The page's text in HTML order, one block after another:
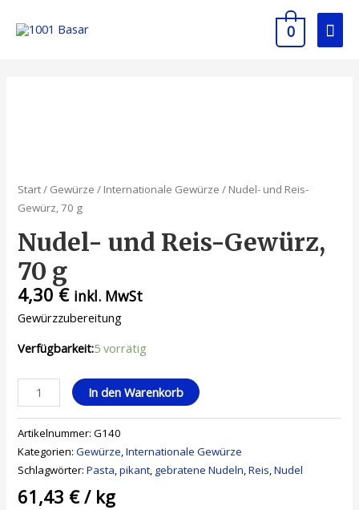
Inhalt
0
Start/ Gewürze / Internationale Gewürze / Nudel- und Reis-
Gewürz, 70 g
Nudel- und Reis-Gewürz,
70 g
4,30 € inkl. MwSt
Gewürzzubereitung
Verfügbarkeit:5 vorrätig
Nudel-
und
Reis-
Gewürz,
70
g
Menge
In den Warenkorb
Artikelnummer:G140
Kategorien:Gewürze,Internationale Gewürze
Schlagwörter:Pasta,pikant, gebratene Nudeln,Reis,Nudel
61,43 €/ kg